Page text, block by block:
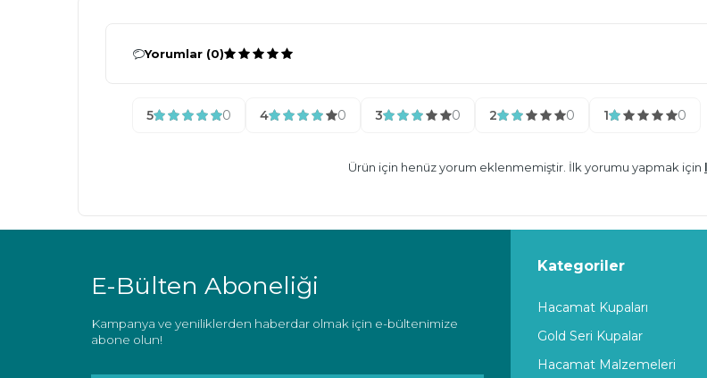
Yorumlar (0)
5 0 4 0 3 0 2 0 1 0
Ürün için henüz yorum eklenmemiştir. İlk yorumu yapmak için
E-Bülten Aboneliği
Kampanya ve yeniliklerden haberdar olmak için e-bültenimize
abone olun!
Kategoriler
Hacamat Kupaları
Gold Seri Kupalar
Hacamat Malzemeleri